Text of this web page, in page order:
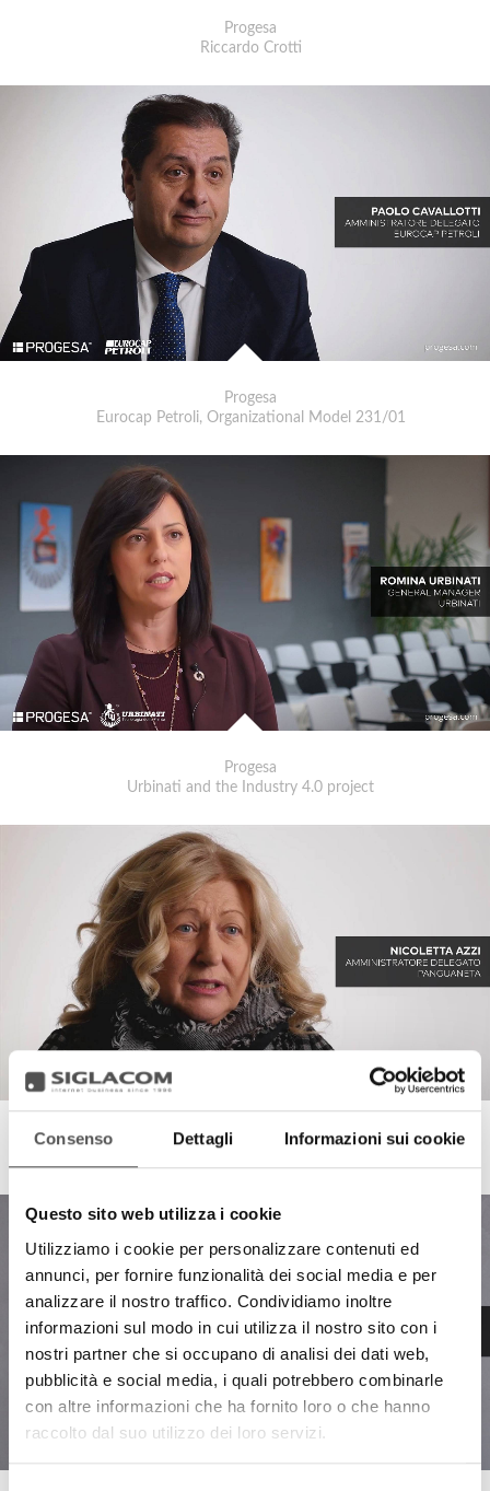
Consenso Dettagli Informazioni sui cookie
Questo sito web utilizza i cookie
Utilizziamo i cookie per personalizzare contenuti ed
annunci, per fornire funzionalità dei social media e per
analizzare il nostro traffico. Condividiamo inoltre
informazioni sul modo in cui utilizza il nostro sito con i
nostri partner che si occupano di analisi dei dati web,
pubblicità e social media, i quali potrebbero combinarle
con altre informazioni che ha fornito loro o che hanno
raccolto dal suo utilizzo dei loro servizi.
Progesa
Riccardo Crotti
Progesa
Eurocap Petroli, Organizational Model 231/01
Progesa
Urbinati and the Industry 4.0 project
Progesa